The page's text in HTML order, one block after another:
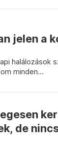
jelen a
halálozások
minden...
de